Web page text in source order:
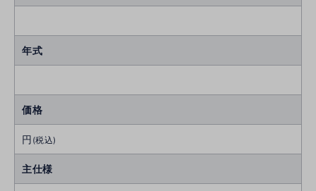
年式
価格
円 (税込)
主仕様